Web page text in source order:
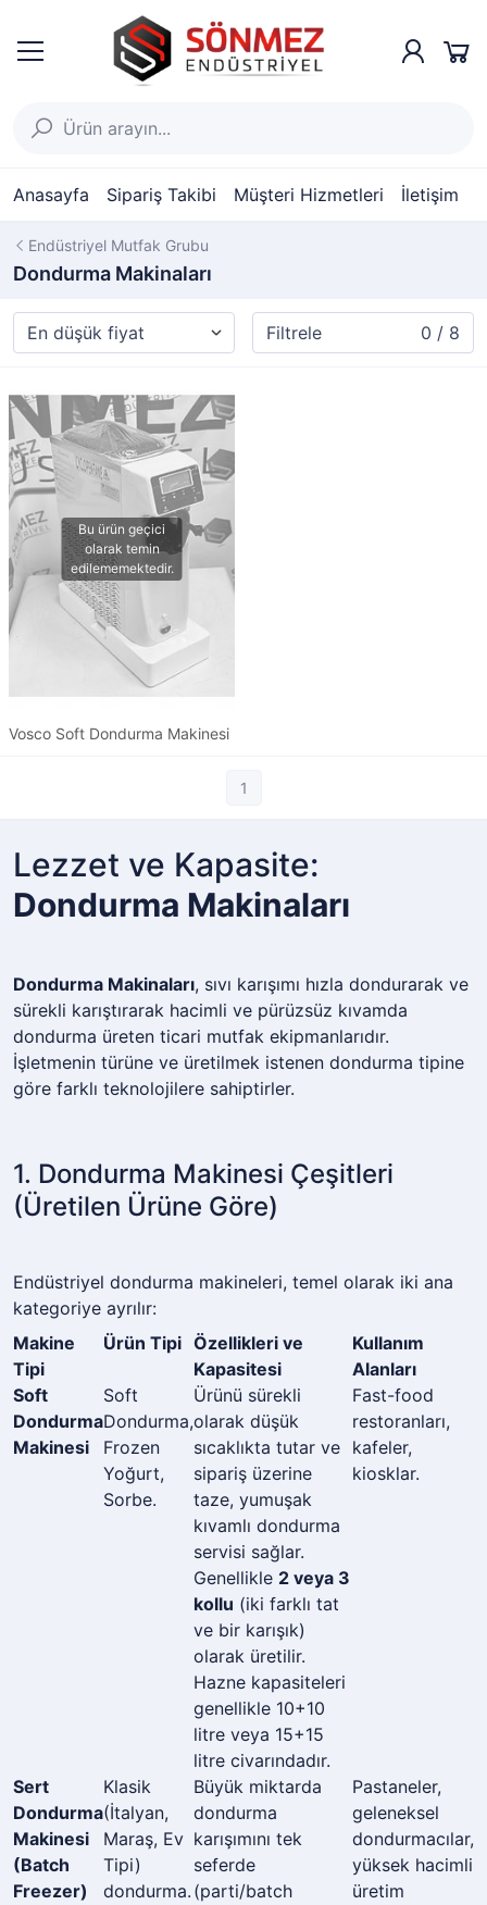
Anasayfa Sipariş Takibi Müşteri Hizmetleri İletişim
Endüstriyel Mutfak Grubu
Dondurma Makinaları
Filtrele 0 / 8
Vosco Soft Dondurma Makinesi
1
Lezzet ve Kapasite:
Dondurma Makinaları
Dondurma Makinaları, sıvı karışımı hızla dondurarak ve
sürekli karıştırarak hacimli ve pürüzsüz kıvamda
dondurma üreten ticari mutfak ekipmanlarıdır.
İşletmenin türüne ve üretilmek istenen dondurma tipine
göre farklı teknolojilere sahiptirler.
1. Dondurma Makinesi Çeşitleri
(Üretilen Ürüne Göre)
Endüstriyel dondurma makineleri, temel olarak iki ana
kategoriye ayrılır:
Makine
Tipi
Ürün Tipi Özellikleri ve
Kapasitesi
Kullanım
Alanları
Soft
Dondurma
Makinesi
Soft
Dondurma,
Frozen
Yoğurt,
Sorbe.
Ürünü sürekli
olarak düşük
sıcaklıkta tutar ve
sipariş üzerine
taze, yumuşak
kıvamlı dondurma
servisi sağlar.
Genellikle 2 veya 3
kollu (iki farklı tat
ve bir karışık)
olarak üretilir.
Hazne kapasiteleri
genellikle 10+10
litre veya 15+15
litre civarındadır.
Fast-food
restoranları,
kafeler,
kiosklar.
Sert
Dondurma
Makinesi
(Batch
Freezer)
Klasik
(İtalyan,
Maraş, Ev
Tipi)
dondurma.
Büyük miktarda
dondurma
karışımını tek
seferde
(parti/batch
Pastaneler,
geleneksel
dondurmacılar,
yüksek hacimli
üretim